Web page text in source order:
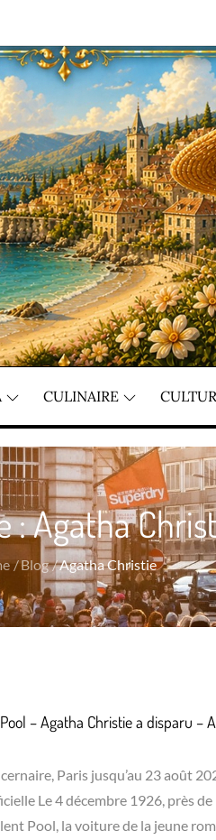
CULINAIRE
:Agatha
Blog Agatha Christie
– Agatha Christie a disparu –
Paris jusqu’au 23 août
Le 4 décembre 1926, près de
Pool, la voiture de la jeune